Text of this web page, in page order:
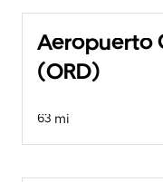
Aeropuerto
(ORD)
63 mi